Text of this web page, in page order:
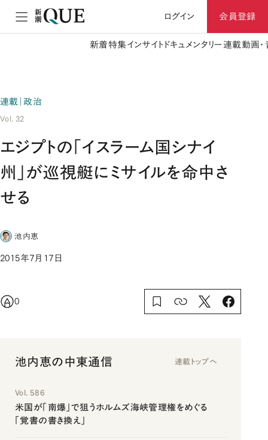
ログイン 会員登録
新着特集 インサイト ドキュメンタリー 連載動画
連載｜政治
Vol. 32
エジプトの「イスラーム国シナイ
州」が巡視艇にミサイルを命中さ
せる
池内恵
2015年7月17日
0
池内恵の中東通信 連載トップへ
Vol. 586
米国が「南爆」で狙うホルムズ海峡管理権をめぐる
「覚書の書き換え」